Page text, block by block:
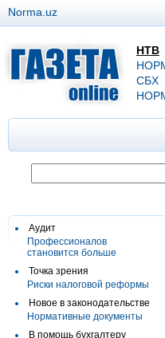
Norma.uz
НТВ
СБХ
Аудит
Профессионалов
становится больше
Точка зрения
Риски налоговой реформы
Новое в законодательстве
Нормативные документы
В помощь бухгалтеру